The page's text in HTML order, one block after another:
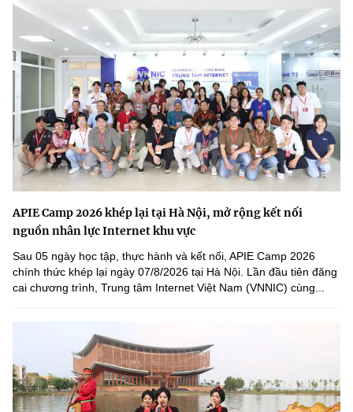
APIE Camp 2026 khép lại tại Hà Nội, mở rộng kết nối
nguồn nhân lực Internet khu vực
Sau 05 ngày học tập, thực hành và kết nối, APIE Camp 2026
chính thức khép lại ngày 07/8/2026 tại Hà Nội. Lần đầu tiên đăng
cai chương trình, Trung tâm Internet Việt Nam (VNNIC) cùng...